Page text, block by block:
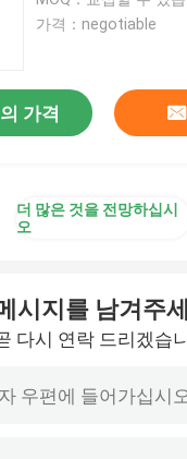
그반
박스
가격：negotiable
가격
더 많은 것을 전망하십시
오
시지를 남겨주
다시 연락 드리겠습